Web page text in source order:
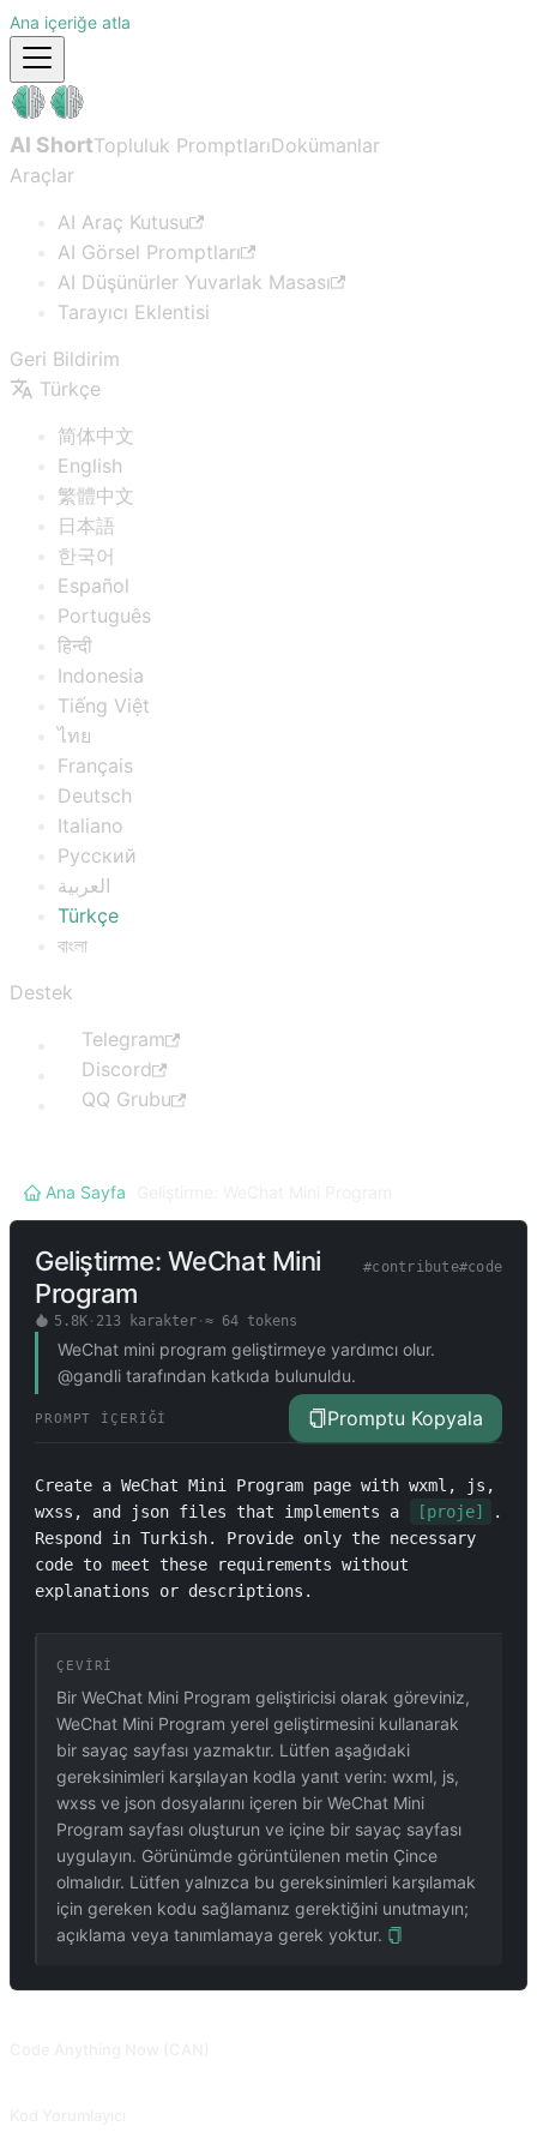
Ana içeriğe atla
AI ShortTopluluk PromptlarıDokümanlar
Araçlar
AI Araç Kutusu
AI Görsel Promptları
AI Düşünürler Yuvarlak Masası
Tarayıcı Eklentisi
Geri Bildirim
Türkçe
简体中文
English
繁體中文
日本語
한국어
Español
Português
हिन्दी
Indonesia
Tiếng Việt
ไทย
Français
Deutsch
Italiano
Русский
العربية
Türkçe
বাংলা
Destek
Telegram
Discord
QQ Grubu
Ana Sayfa
Geliştirme: WeChat Mini
Program
#contribute#code
5.8K· 213 karakter· ≈ 64tokens
WeChat mini program geliştirmeye yardımcı olur.
@gandli tarafından katkıda bulunuldu.
PROMPT İÇERIĞI Promptu Kopyala
Create a WeChat Mini Program page with wxml, js,
wxss, and json files that implements a
[proje]
.
Respond in Turkish. Provide only the necessary
code to meet these requirements without
explanations or descriptions.
ÇEVIRI
Bir WeChat Mini Program geliştiricisi olarak göreviniz,
WeChat Mini Program yerel geliştirmesini kullanarak
bir sayaç sayfası yazmaktır. Lütfen aşağıdaki
gereksinimleri karşılayan kodla yanıt verin: wxml, js,
wxss ve json dosyalarını içeren bir WeChat Mini
Program sayfası oluşturun ve içine bir sayaç sayfası
uygulayın. Görünümde görüntülenen metin Çince
olmalıdır. Lütfen yalnızca bu gereksinimleri karşılamak
için gereken kodu sağlamanız gerektiğini unutmayın;
açıklama veya tanımlamaya gerek yoktur.